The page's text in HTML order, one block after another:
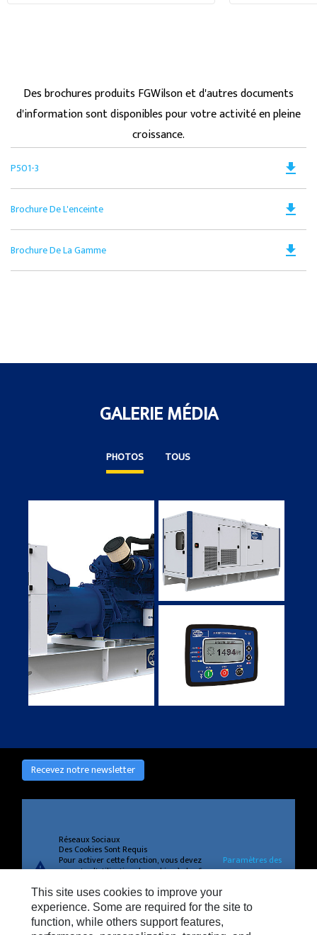
Des brochures produits FGWilson et d'autres documents
d'information sont disponibles pour votre activité en pleine
croissance.
P501-3
a
file_download
Brochure De L'enceinte
a
file_download
Brochure De La Gamme file_download
GALERIE MÉDIA
PHOTOS TOUS
Recevez notre newsletter
warning
Réseaux Sociaux
Des Cookies Sont Requis
Pour activer cette fonction, vous devez
accepter l'utilisation de cookies à des fins
de ciblage.
Paramètres des
This site uses cookies to improve your
experience. Some are required for the site to
function, while others support features,